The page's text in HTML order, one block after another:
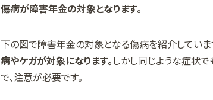
傷病が障害年金の対象となります。
下の図で障害年金の対象となる傷病を紹介していま
病やケガが対象になります。しかし同じような症状
で、注意が必要です。